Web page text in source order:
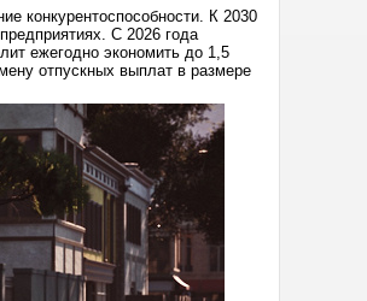
конкурентоспособности. К 2030
С 2026 года
ежегодно экономить до 1,5
отпускных выплат в размере